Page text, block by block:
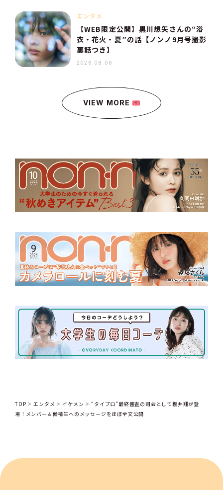
エンタメ
【WEB限定公開】黒川想矢さんの“浴
衣・花火・夏”の話【ノンノ9月号撮影
裏話つき】
2026.08.06
VIEW MORE
TOP エンタメ イケメン
“タイプロ”最終審査の司会として櫻井翔が登
場！メンバー＆候補生へのメッセージをほぼ全文公開